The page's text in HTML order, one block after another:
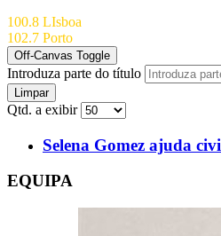
100.8 LIsboa
102.7 Porto
Off-Canvas Toggle
Introduza parte do título
Limpar
Qtd. a exibir
Selena Gomez ajuda
EQUIPA